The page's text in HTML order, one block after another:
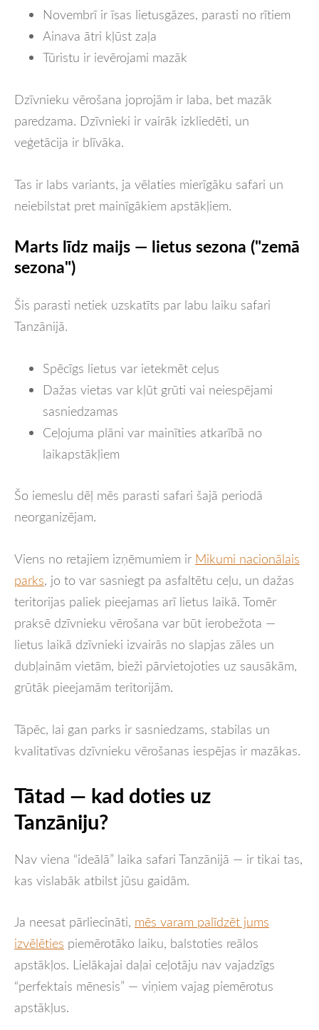
Novembrī ir īsas lietusgāzes, parasti no rītiem
Ainava ātri kļūst zaļa
Tūristu ir ievērojami mazāk
Dzīvnieku vērošana joprojām ir laba, bet mazāk
paredzama. Dzīvnieki ir vairāk izkliedēti, un
veģetācija ir blīvāka.
Tas ir labs variants, ja vēlaties mierīgāku safari un
neiebilstat pret mainīgākiem apstākļiem.
Marts līdz maijs — lietus sezona ("zemā
sezona")
Šis parasti netiek uzskatīts par labu laiku safari
Tanzānijā.
Spēcīgs lietus var ietekmēt ceļus
Dažas vietas var kļūt grūti vai neiespējami
sasniedzamas
Ceļojuma plāni var mainīties atkarībā no
laikapstākļiem
Šo iemeslu dēļ mēs parasti safari šajā periodā
neorganizējam.
Viens no retajiem izņēmumiem ir Mikumi nacionālais
parks, jo to var sasniegt pa asfaltētu ceļu, un dažas
teritorijas paliek pieejamas arī lietus laikā. Tomēr
praksē dzīvnieku vērošana var būt ierobežota —
lietus laikā dzīvnieki izvairās no slapjas zāles un
dubļainām vietām, bieži pārvietojoties uz sausākām,
grūtāk pieejamām teritorijām.
Tāpēc, lai gan parks ir sasniedzams, stabilas un
kvalitatīvas dzīvnieku vērošanas iespējas ir mazākas.
Tātad — kad doties uz
Tanzāniju?
Nav viena “ideālā” laika safari Tanzānijā — ir tikai tas,
kas vislabāk atbilst jūsu gaidām.
Ja neesat pārliecināti, mēs varam palīdzēt jums
izvēlēties piemērotāko laiku, balstoties reālos
apstākļos. Lielākajai daļai ceļotāju nav vajadzīgs
“perfektais mēnesis” — viņiem vajag piemērotus
apstākļus.